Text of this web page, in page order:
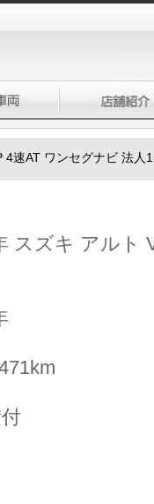
速AT ワンセグナビ 法人
スズキ アルト